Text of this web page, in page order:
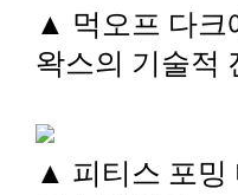
▲ 먹오프 다크
왁스의 기술적
▲ 피티스 포밍